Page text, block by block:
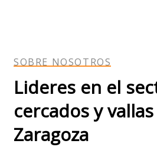
SOBRE NOSOTROS
Lideres en el
cercados y
Zaragoza